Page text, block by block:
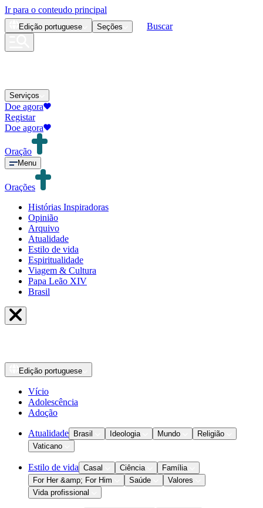
Ir para o conteudo principal
Edição portuguese Seções Buscar
Serviços
Doe agora
Registar
Doe agora
Oração
Menu
Orações
Histórias Inspiradoras
Opinião
Arquivo
Atualidade
Estilo de vida
Espiritualidade
Viagem & Cultura
Papa Leão XIV
Brasil
Edição portuguese
Vício
Adolescência
Adoção
Atualidade Brasil Ideologia Mundo
Religião
Vaticano
Estilo de vida Casal Ciência
Família
For Her &amp; For Him
Saúde
Valores
Vida profissional